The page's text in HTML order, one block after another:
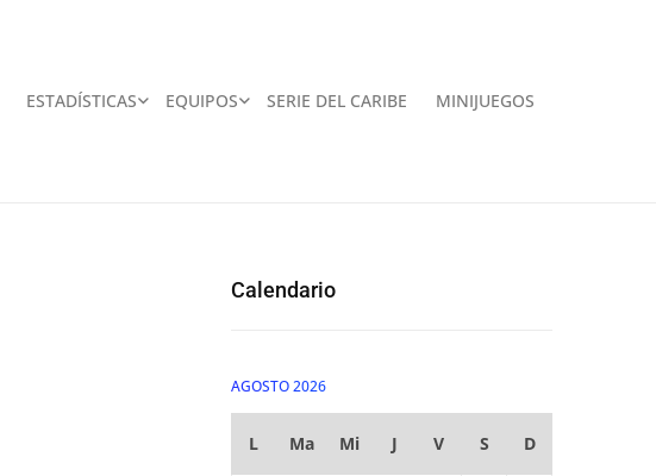
ESTADÍSTICAS EQUIPOS SERIE DEL CARIBE MINIJUEGOS
Calendario
AGOSTO 2026
L Ma Mi J V S D